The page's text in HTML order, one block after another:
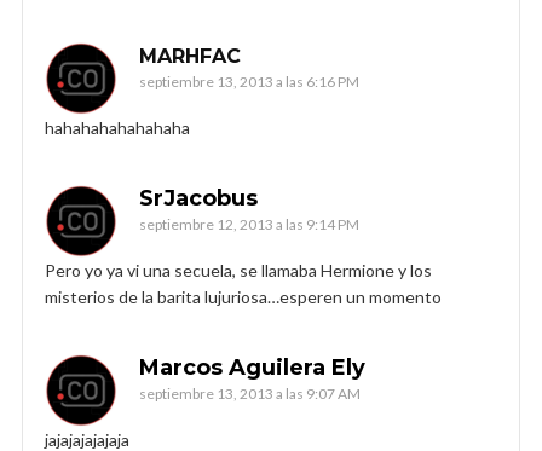
MARHFAC
septiembre 13, 2013 a las 6:16 PM
hahahahahahahaha
SrJacobus
septiembre 12, 2013 a las 9:14 PM
Pero yo ya vi una secuela, se llamaba Hermione y los
misterios de la barita lujuriosa…esperen un momento
Marcos Aguilera Ely
septiembre 13, 2013 a las 9:07 AM
jajajajajajaja